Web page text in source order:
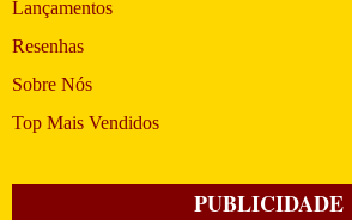
Lançamentos
Resenhas
Sobre Nós
Top Mais Vendidos
PUBLICIDADE